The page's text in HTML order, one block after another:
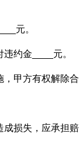
元。
约金____元。
甲方有权解除
损失，应承担赔